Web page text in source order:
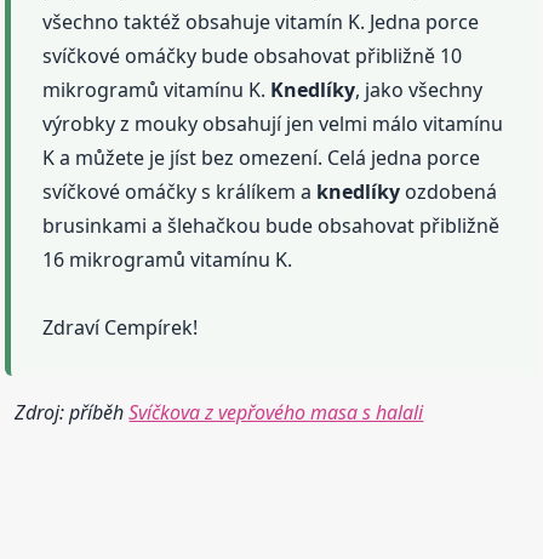
všechno taktéž obsahuje vitamín K. Jedna porce
svíčkové omáčky bude obsahovat přibližně 10
mikrogramů vitamínu K. Knedlíky, jako všechny
výrobky z mouky obsahují jen velmi málo vitamínu
K a můžete je jíst bez omezení. Celá jedna porce
svíčkové omáčky s králíkem a knedlíky ozdobená
brusinkami a šlehačkou bude obsahovat přibližně
16 mikrogramů vitamínu K.
Zdraví Cempírek!
Zdroj: příběhSvíčkova z vepřového masa s halali